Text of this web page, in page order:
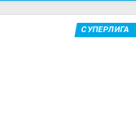
СУПЕРЛИГА